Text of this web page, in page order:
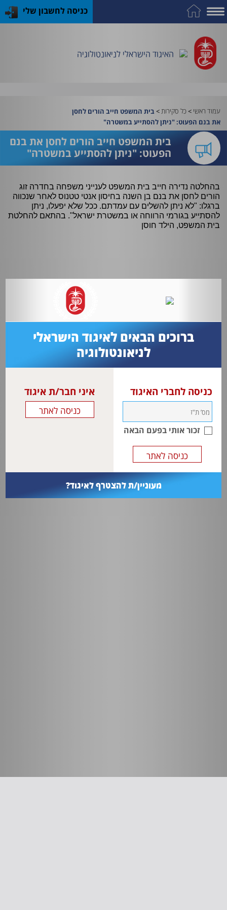
כניסה לחשבון שלי
האיגוד הישראלי לניאונטולוגיה
על
האיגוד
פרסומי
האיגוד
התמחות
במקצוע
כח
אדם
וציוד
כלים
שימושיים
כנס
האיגוד
עמוד ראשי>כל סקירות>בית המשפט חייב הורים לחסן
את בנם הפעוט: "ניתן להסתייע במשטרה"
בית המשפט חייב הורים לחסן את בנם
הפעוט: "ניתן להסתייע במשטרה"
בהחלטה נדירה חייב בית המשפט לענייני משפחה בחדרה זוג
הורים לחסן את בנם בן השנה בחיסון אנטי טטנוס לאחר שנכווה
ברגלו: "לא ניתן להשלים עם עמדתם. ככל שלא יפעלו, ניתן
להסתייע בגורמי הרווחה או במשטרת ישראל". בהתאם להחלטת
בית המשפט, הילד חוסן
ברוכים הבאים לאיגוד הישראלי
לניאונטולוגיה
כניסה לחברי האיגוד
זכור אותי בפעם הבאה
איני חבר/ת איגוד
מעוניין/ת להצטרף לאיגוד?